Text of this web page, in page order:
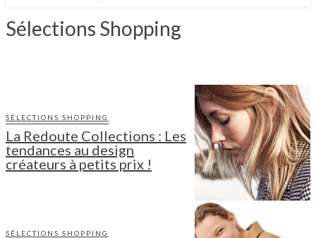
Sélections Shopping
SÉLECTIONS SHOPPING
La Redoute Collections : Les
tendances au design
créateurs à petits prix !
SÉLECTIONS SHOPPING